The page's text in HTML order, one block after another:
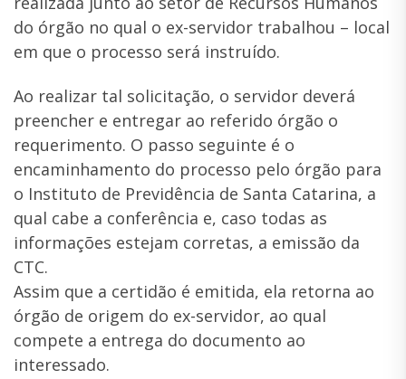
do órgão no qual o ex-servidor trabalhou – local
em que o processo será instruído.
Ao realizar tal solicitação, o servidor deverá
preencher e entregar ao referido órgão o
requerimento. O passo seguinte é o
encaminhamento do processo pelo órgão para
o Instituto de Previdência de Santa Catarina, a
qual cabe a conferência e, caso todas as
informações estejam corretas, a emissão da
CTC.
Assim que a certidão é emitida, ela retorna ao
órgão de origem do ex-servidor, ao qual
compete a entrega do documento ao
interessado.